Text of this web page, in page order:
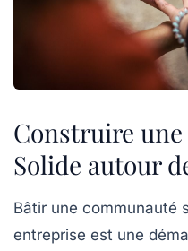
Construire
Solide autour
Bâtir une communauté
entreprise est une